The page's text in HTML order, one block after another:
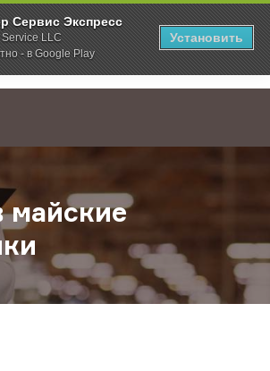
Сервис Экспресс
LLC
- в Google Play
Установить
Новости Работа в майские праздники
майские